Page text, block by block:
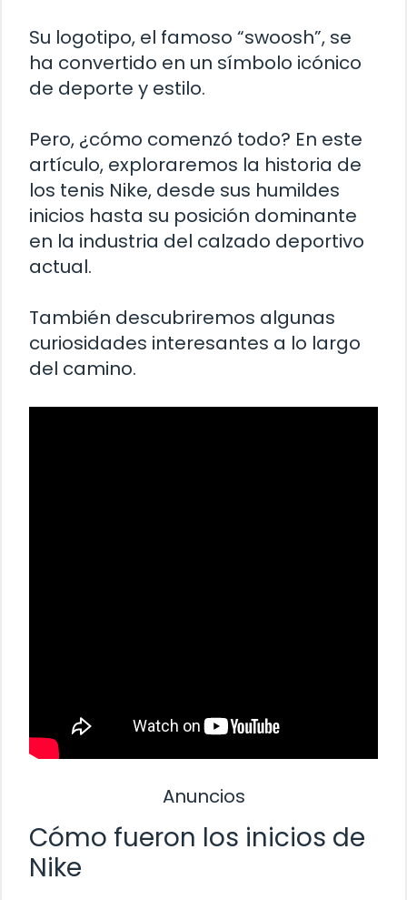
Su logotipo, el famoso “swoosh”, se
ha convertido en un símbolo icónico
de deporte y estilo.
Pero, ¿cómo comenzó todo? En este
artículo, exploraremos la historia de
los tenis Nike, desde sus humildes
inicios hasta su posición dominante
en la industria del calzado deportivo
actual.
También descubriremos algunas
curiosidades interesantes a lo largo
del camino.
Anuncios
Cómo fueron los inicios de
Nike